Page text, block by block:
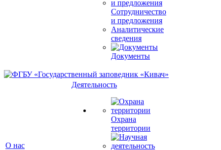
Сотрудничество
и предложения
Аналитические
сведения
Документы
О нас
Деятельность
Охрана
территории